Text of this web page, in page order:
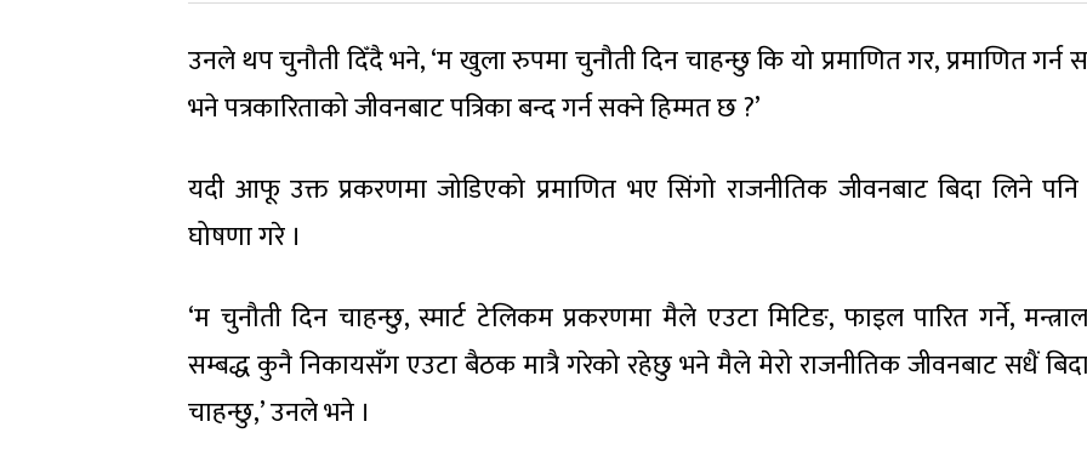
उनले थप चुनौती दिँदै भने, ‘म खुला रुपमा चुनौती दिन चाहन्छु कि यो प्रमाणित गर, प्रमाणित गर्न
भने पत्रकारिताको जीवनबाट पत्रिका बन्द गर्न सक्ने हिम्मत छ ?’
यदी आफू उक्त प्रकरणमा जोडिएको प्रमाणित भए सिंगो राजनीतिक जीवनबाट बिदा लिने
घोषणा गरे ।
‘म चुनौती दिन चाहन्छु, स्मार्ट टेलिकम प्रकरणमा मैले एउटा मिटिङ, फाइल पारित गर्ने,
सम्बद्ध कुनै निकायसँग एउटा बैठक मात्रै गरेको रहेछु भने मैले मेरो राजनीतिक जीवनबाट सधैं
चाहन्छु,’ उनले भने ।